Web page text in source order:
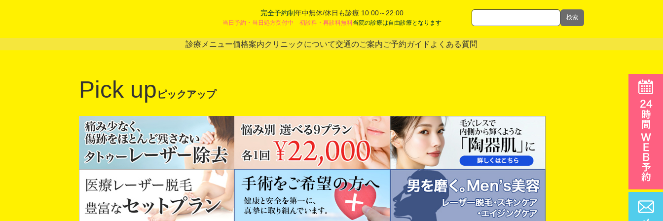
完全予約制年中無休/休日も診療 10:00～22:00
当日予約・当日処方受付中 初診料・再診料無料当院の診療は自由診療となります
検索
診療メニュー価格案内クリニックについて交通のご案内ご予約ガイド よくある質問
Pick up ピックアップ